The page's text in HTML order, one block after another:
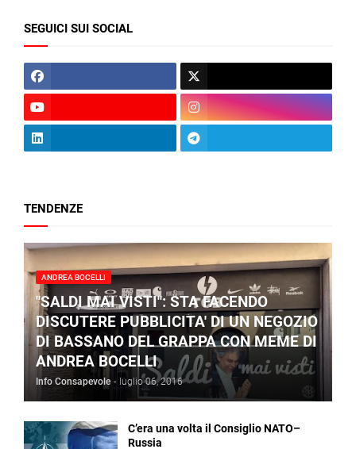
SEGUICI SUI SOCIAL
TENDENZE
ANDREA BOCELLI
"SALDI MAI VISTI": STA FACENDO
DISCUTERE PUBBLICITA' DI UN NEGOZIO
DI BASSANO DEL GRAPPA CON MEME DI
ANDREA BOCELLI
Info Consapevole - luglio 06, 2016
C’era una volta il Consiglio NATO–
Russia